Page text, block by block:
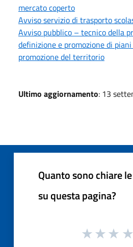
mercato coperto
Avviso servizio di trasporto
Avviso pubblico – tecnico della
definizione e promozione di
promozione del territorio
Ultimo aggiornamento: 13
Quanto sono chiare
su questa pagina?